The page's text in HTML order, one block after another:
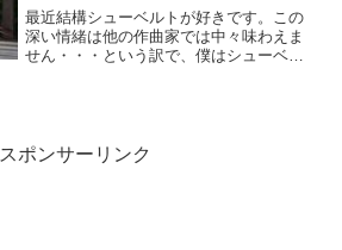
最近結構シューベルトが好きです。この
深い情緒は他の作曲家では中々味わえま
せん・・・という訳で、僕はシューベル
スポンサーリンク